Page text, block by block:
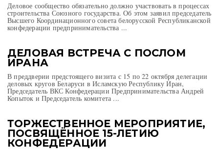
Деловое сообщество обязательно должно участвовать в процессах
строительства Союзного государства. Об этом заявил председатель
Высшего Координационного совета белорусской Республиканской
конфедерации предпринимательства ...
ДЕЛОВАЯ ВСТРЕЧА С ПОСЛОМ
ИРАНА
В преддверии предстоящего визита с 15 по 22 октября делегации
деловых кругов Беларуси в Исламскую Республику Иран,
Председатель ВКС Конфедерации Предпринимательства Андрей
Копыток и Председатель комитета ...
ТОРЖЕСТВЕННОЕ МЕРОПРИЯТИЕ,
ПОСВЯЩЁННОЕ 15-ЛЕТИЮ
КОНФЕДЕРАЦИИ